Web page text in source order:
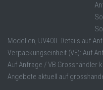
Modellen, UV400. Details auf
Verpackungseinheit (VE): Auf
Auf Anfrage / VB Grosshändler
Angebote aktuell auf